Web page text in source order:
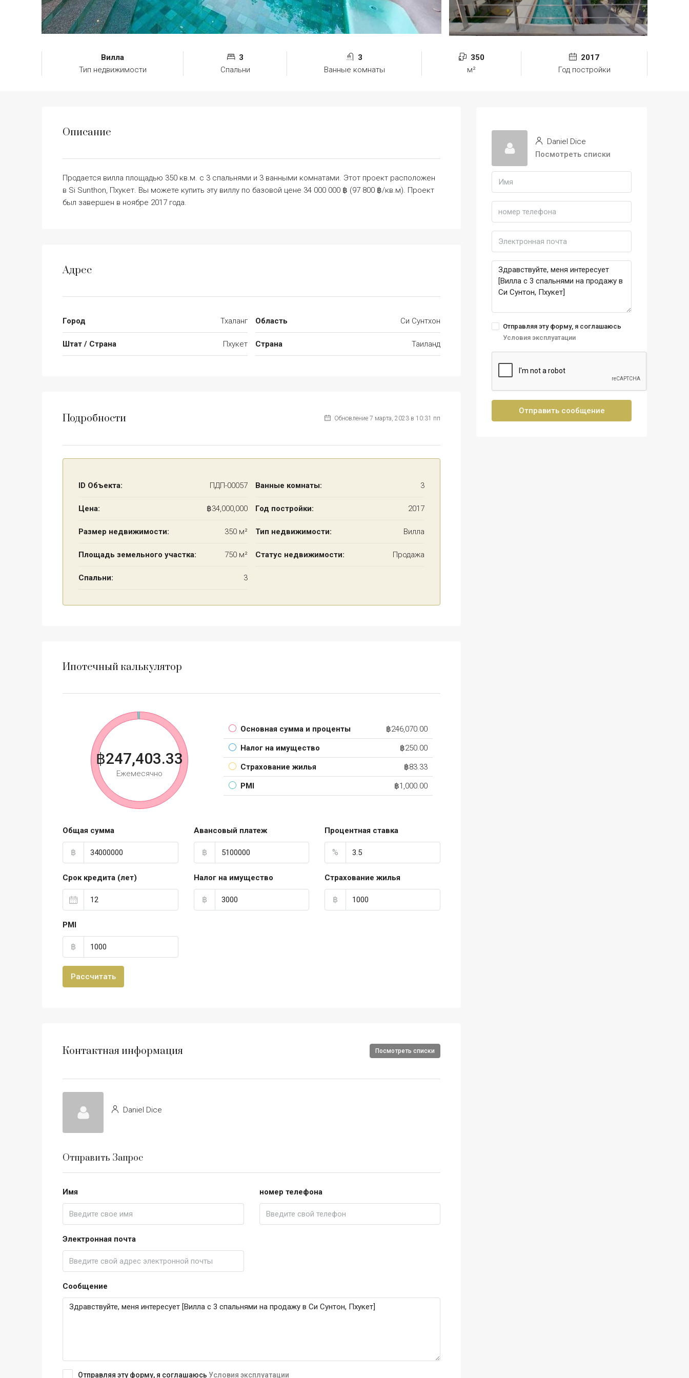
Вилла
Тип недвижимости
3
Спальни
3
Ванные комнаты
350
м²
2017
Год постройки
Описание
Продается вилла площадью 350 кв.м. с 3 спальнями и 3 ванными комнатами. Этот проект расположен
в Si Sunthon, Пхукет. Вы можете купить эту виллу по базовой цене 34 000 000 ฿ (97 800 ฿/кв.м). Проект
был завершен в ноябре 2017 года.
Адрес
Город Тхаланг
Штат / Страна Пхукет
Область Си Сунтхон
Страна Таиланд
Подробности Обновление 7 марта, 2023 в 10:31 пп
ID Объекта: ПДП-00057
Цена: ฿34,000,000
Размер недвижимости: 350 м²
Площадь земельного участка: 750 м²
Спальни: 3
Ванные комнаты: 3
Год постройки: 2017
Тип недвижимости: Вилла
Статус недвижимости: Продажа
Ипотечный калькулятор
฿247,403.33
Ежемесячно
Основная сумма и проценты ฿246,070.00
Налог на имущество ฿250.00
Страхование жилья ฿83.33
PMI ฿1,000.00
Общая сумма
฿
Авансовый платеж
฿
Процентная ставка
%
Срок кредита (лет) Налог на имущество
฿
Страхование жилья
฿
PMI
฿
Рассчитать
Контактная информация Посмотреть списки
Daniel Dice
Отправить Запрос
Имя номер телефона
Электронная почта
Сообщение
Отправляя эту форму, я соглашаюсь Условия эксплуатации
Daniel Dice
Посмотреть списки
Отправляя эту форму, я соглашаюсь
Условия эксплуатации
Отправить сообщение